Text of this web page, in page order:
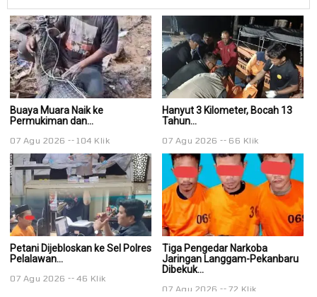
Buaya Muara Naik ke
Permukiman dan...
07 Agu 2026 104 Klik
Hanyut 3 Kilometer, Bocah 13
Tahun...
07 Agu 2026 66 Klik
Petani Dijebloskan ke Sel Polres
Pelalawan...
07 Agu 2026 46 Klik
Tiga Pengedar Narkoba
Jaringan Langgam-Pekanbaru
Dibekuk...
07 Agu 2026 72 Klik